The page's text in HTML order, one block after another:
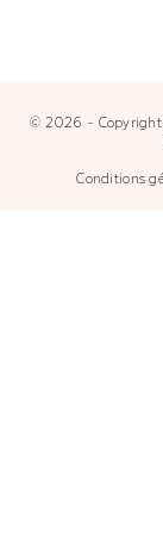
© 2026 - Copyright
Conditions